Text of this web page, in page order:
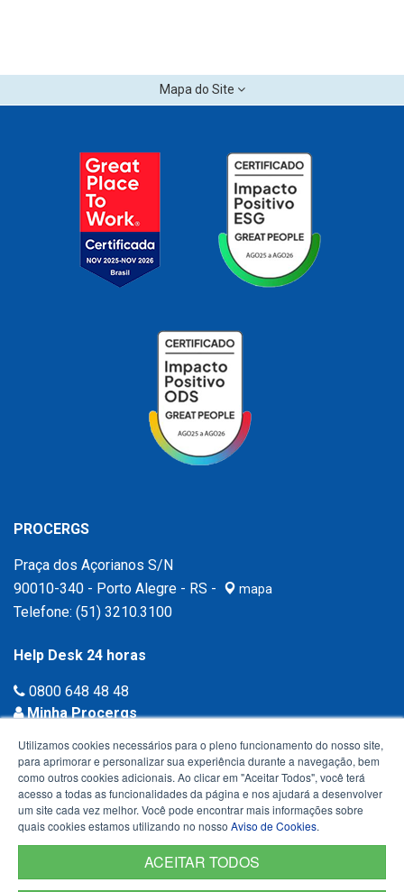
Mapa do Site
PROCERGS
Praça dos Açorianos S/N
90010-340 - Porto Alegre - RS -
mapa
Telefone: (51) 3210.3100
Help Desk 24 horas
0800 648 48 48
Minha Procergs
Utilizamos cookies necessários para o pleno funcionamento do nosso site,
para aprimorar e personalizar sua experiência durante a navegação, bem
como outros cookies adicionais. Ao clicar em "Aceitar Todos", você terá
acesso a todas as funcionalidades da página e nos ajudará a desenvolver
um site cada vez melhor. Você pode encontrar mais informações sobre
quais cookies estamos utilizando no nosso Aviso de Cookies.
ACEITAR TODOS